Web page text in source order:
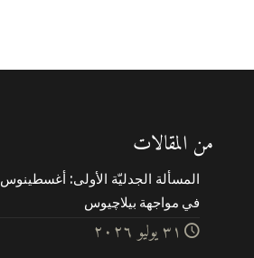
من المقالات
المسألة الجدليّة الأولى: أغسطينوس
في مواجهة بيلاچيوس
۳۱ يوليو ۲۰۲٦